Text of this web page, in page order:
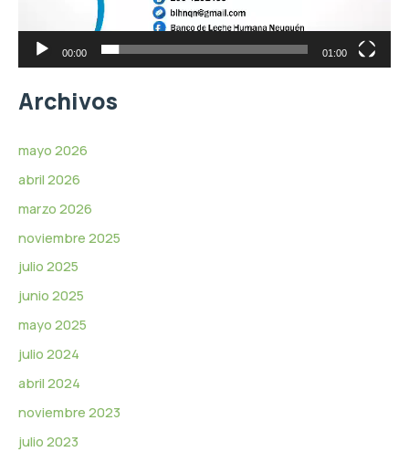
o
d
e
v
d
o
00:00 01:00
Archivos
mayo 2026
abril 2026
marzo 2026
noviembre 2025
julio 2025
junio 2025
mayo 2025
julio 2024
abril 2024
noviembre 2023
julio 2023